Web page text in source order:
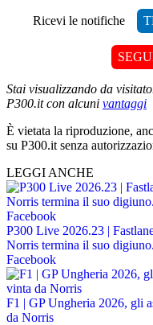
Ricevi le notifiche
Stai visualizzando da
P300.it con alcuni vantaggi
È vietata la riproduzione,
su P300.it senza
LEGGI ANCHE
P300 Live 2026.23 |
Norris termina il suo
Facebook
F1 | GP Ungheria 2026, gli
da Norris